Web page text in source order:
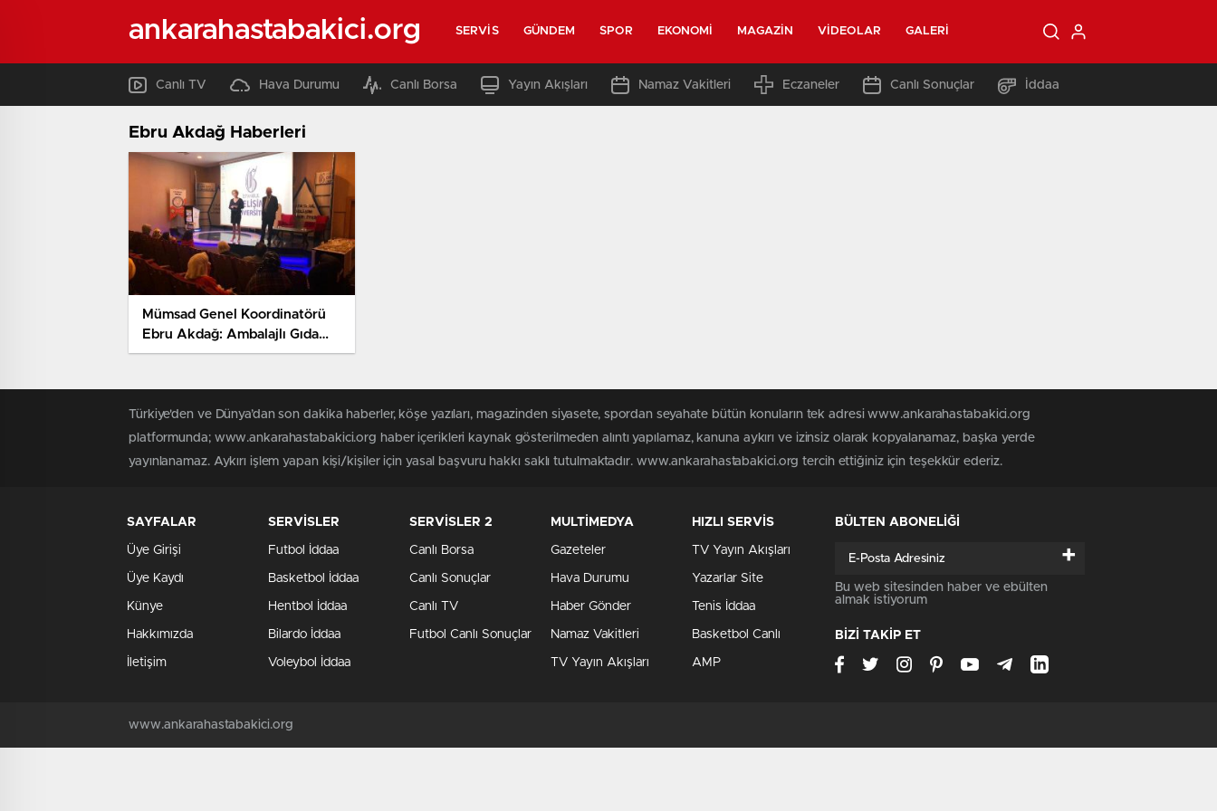
ankarahastabakici.org SERVIS GÜNDEM SPOR EKONOMI MAGAZIN VIDEOLAR GALERI
Canlı TV Hava Durumu Canlı Borsa Yayın Akışları Namaz Vakitleri Eczaneler Canlı Sonuçlar İddaa
Ebru Akdağ Haberleri
Mümsad Genel Koordinatörü
Ebru Akdağ: Ambalajlı Gıda
Güvenli Gıdadır
Türkiye'den ve Dünya’dan son dakika haberler, köşe yazıları, magazinden siyasete, spordan seyahate bütün konuların tek adresi www.ankarahastabakici.org
platformunda; www.ankarahastabakici.org haber içerikleri kaynak gösterilmeden alıntı yapılamaz, kanuna aykırı ve izinsiz olarak kopyalanamaz, başka yerde
yayınlanamaz. Aykırı işlem yapan kişi/kişiler için yasal başvuru hakkı saklı tutulmaktadır. www.ankarahastabakici.org tercih ettiğiniz için teşekkür ederiz.
SAYFALAR
Üye Girişi
Üye Kaydı
Künye
Hakkımızda
İletişim
SERVİSLER
Futbol İddaa
Basketbol İddaa
Hentbol İddaa
Bilardo İddaa
Voleybol İddaa
SERVİSLER 2
Canlı Borsa
Canlı Sonuçlar
Canlı TV
Futbol Canlı Sonuçlar
MULTİMEDYA
Gazeteler
Hava Durumu
Haber Gönder
Namaz Vakitleri
TV Yayın Akışları
HIZLI SERVİS
TV Yayın Akışları
Yazarlar Site
Tenis İddaa
Basketbol Canlı
AMP
BÜLTEN ABONELİĞİ
+
Bu web sitesinden haber ve ebülten
almak istiyorum
BİZİ TAKİP ET
www.ankarahastabakici.org